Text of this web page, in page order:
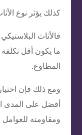
كذلك يؤثر نوع
فالأثاث
ما يكون أقل تكلفة
المطاوع.
ومع ذلك فإن
أفضل على المدى
ومقاومته للعوامل